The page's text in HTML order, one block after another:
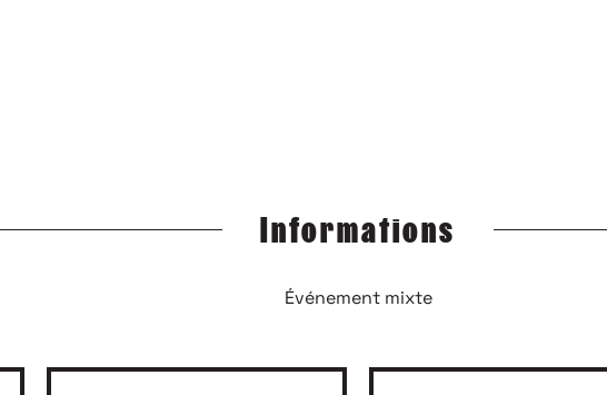
Informations
Événement mixte
Inscrivez-vous à notre newsletter